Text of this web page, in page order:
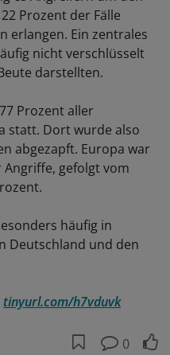
Prozent der Fälle
erlangen. Ein zentrales
nicht verschlüsselt
darstellten.
Prozent aller
statt. Dort wurde also
abgezapft. Europa war
Angriffe, gefolgt vom
häufig in
Deutschland und den
tinyurl.com/h7vduvk
0